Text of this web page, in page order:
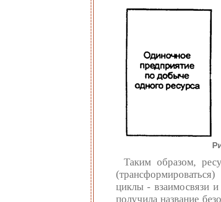
Таким образом,
циклы - взаимосвязи
получила название